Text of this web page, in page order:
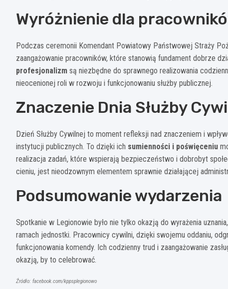
Wyróżnienie dla
Podczas ceremonii Komendant Powiatowy Państwowej Straży
zaangażowanie pracowników, które stanowią fundament dobrze
profesjonalizm są niezbędne do sprawnego realizowania
nieocenionej roli w rozwoju i funkcjonowaniu służby publicznej.
Znaczenie Dnia Służby
Dzień Służby Cywilnej to moment refleksji nad znaczeniem i
instytucji publicznych. To dzięki ich sumienności i poświęceniu
realizacja zadań, które wspierają bezpieczeństwo i dobrobyt
cieniu, jest nieodzownym elementem sprawnie działającej
Podsumowanie wydarzenia
Spotkanie w Legionowie było nie tylko okazją do wyrażenia
ramach jednostki. Pracownicy cywilni, dzięki swojemu oddaniu,
funkcjonowania komendy. Ich codzienny trud i zaangażowanie
okazją, by to celebrować.
Źródło: facebook.com/kppsplegionowo